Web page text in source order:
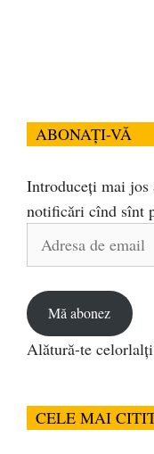
ABONAȚI-VĂ
Introduceți mai jos
notificări cînd sînt
Mă abonez
Alătură-te
CELE MAI